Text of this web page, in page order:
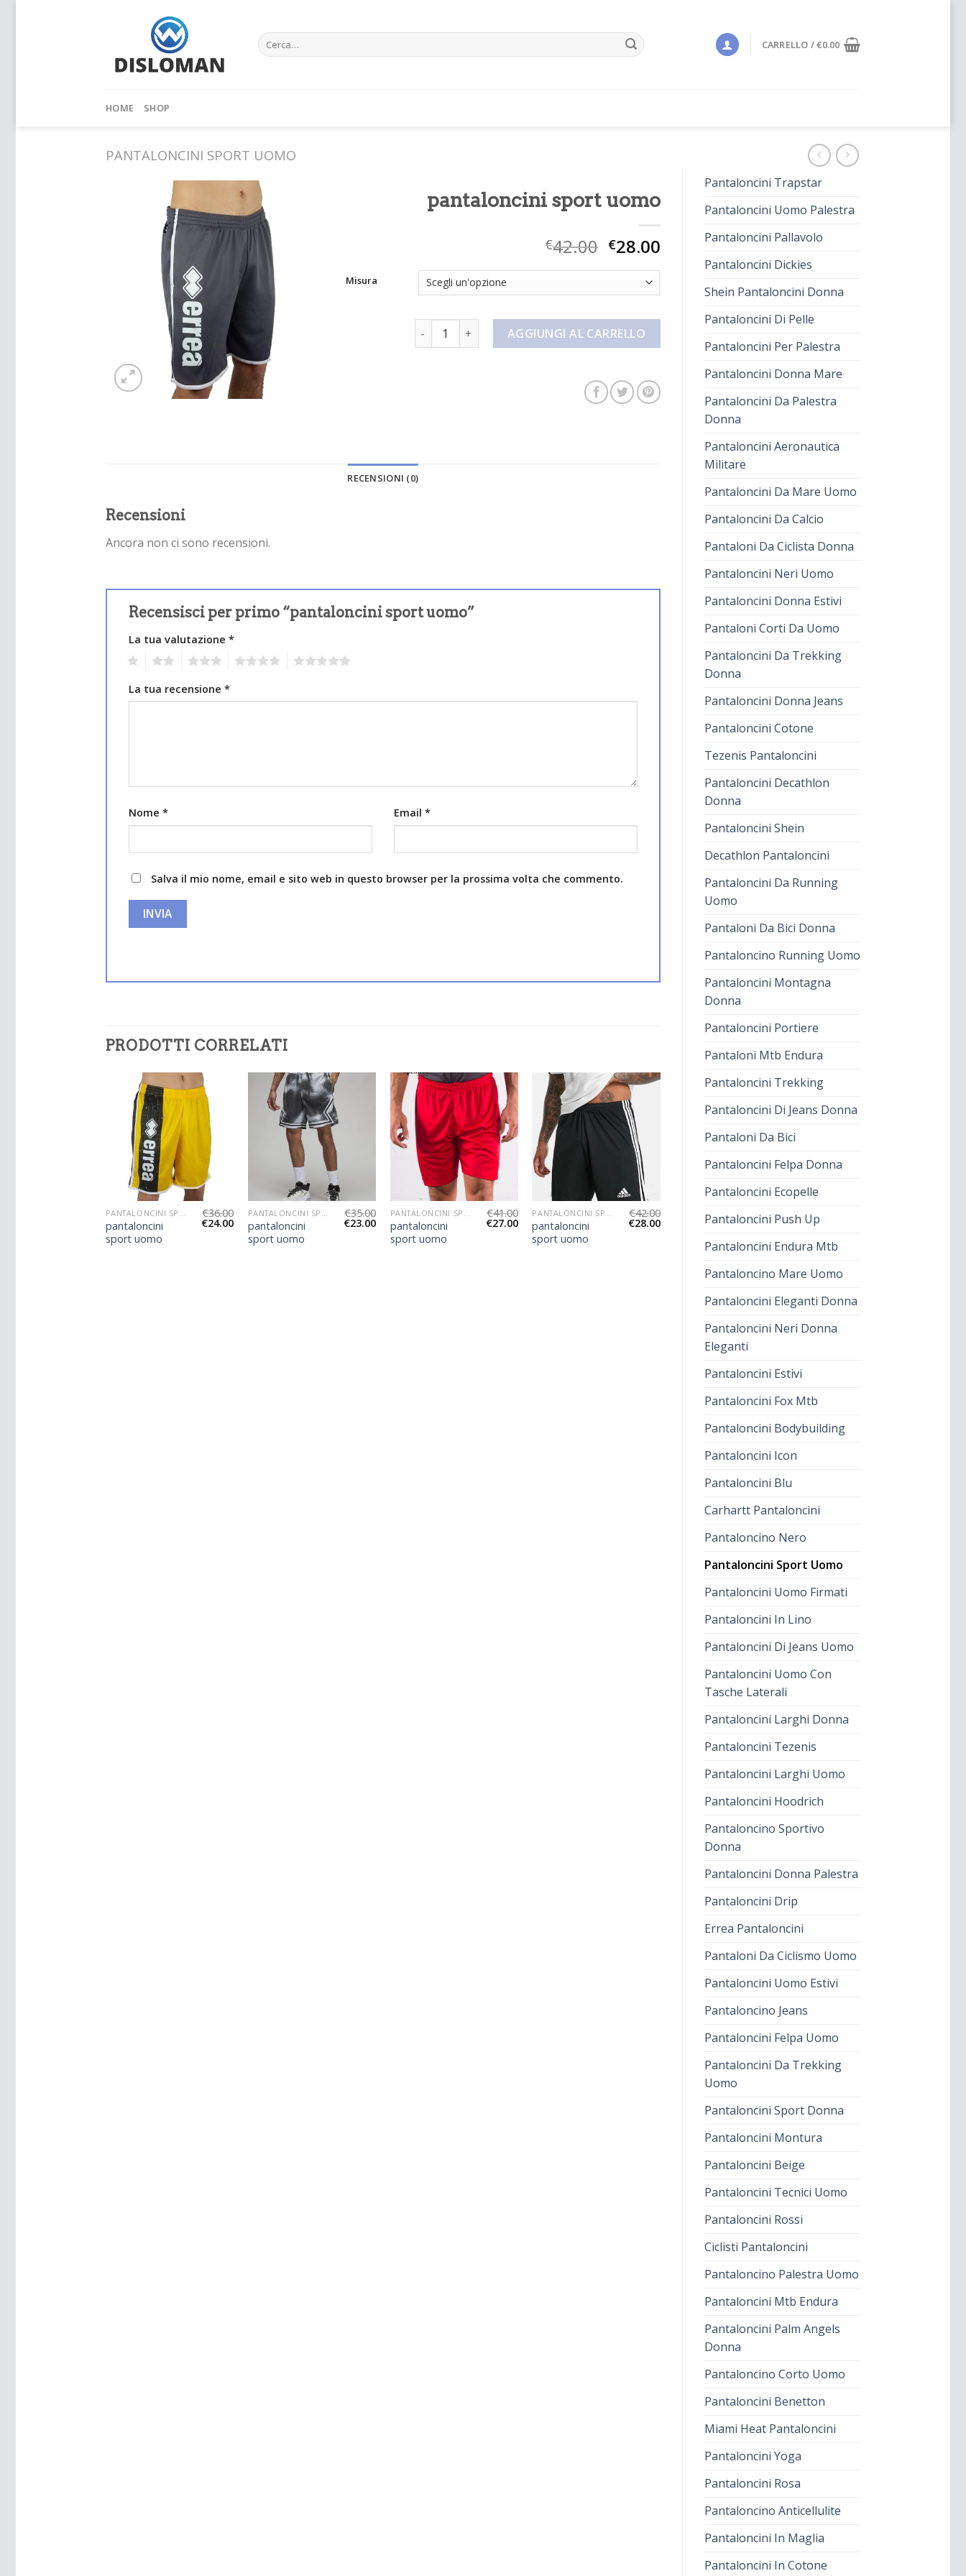
Cerca: CARRELLO /€0.00
HOME SHOP
PANTALONCINI SPORT UOMO
Pantaloncini Trapstar
Pantaloncini Uomo Palestra
Pantaloncini Pallavolo
Pantaloncini Dickies
Shein Pantaloncini Donna
Pantaloncini Di Pelle
Pantaloncini Per Palestra
Pantaloncini Donna Mare
Pantaloncini Da Palestra
Donna
Pantaloncini Aeronautica
Militare
Pantaloncini Da Mare Uomo
Pantaloncini Da Calcio
Pantaloni Da Ciclista Donna
Pantaloncini Neri Uomo
Pantaloncini Donna Estivi
Pantaloni Corti Da Uomo
Pantaloncini Da Trekking
Donna
Pantaloncini Donna Jeans
Pantaloncini Cotone
Tezenis Pantaloncini
Pantaloncini Decathlon
Donna
Pantaloncini Shein
Decathlon Pantaloncini
Pantaloncini Da Running
Uomo
Pantaloni Da Bici Donna
Pantaloncino Running Uomo
Pantaloncini Montagna
Donna
Pantaloncini Portiere
Pantaloni Mtb Endura
Pantaloncini Trekking
Pantaloncini Di Jeans Donna
Pantaloni Da Bici
Pantaloncini Felpa Donna
Pantaloncini Ecopelle
Pantaloncini Push Up
Pantaloncini Endura Mtb
Pantaloncino Mare Uomo
Pantaloncini Eleganti Donna
Pantaloncini Neri Donna
Eleganti
Pantaloncini Estivi
Pantaloncini Fox Mtb
Pantaloncini Bodybuilding
Pantaloncini Icon
Pantaloncini Blu
Carhartt Pantaloncini
Pantaloncino Nero
Pantaloncini Sport Uomo
Pantaloncini Uomo Firmati
Pantaloncini In Lino
Pantaloncini Di Jeans Uomo
Pantaloncini Uomo Con
Tasche Laterali
Pantaloncini Larghi Donna
Pantaloncini Tezenis
Pantaloncini Larghi Uomo
Pantaloncini Hoodrich
Pantaloncino Sportivo
Donna
Pantaloncini Donna Palestra
Pantaloncini Drip
Errea Pantaloncini
Pantaloni Da Ciclismo Uomo
Pantaloncini Uomo Estivi
Pantaloncino Jeans
Pantaloncini Felpa Uomo
Pantaloncini Da Trekking
Uomo
Pantaloncini Sport Donna
Pantaloncini Montura
Pantaloncini Beige
Pantaloncini Tecnici Uomo
Pantaloncini Rossi
Ciclisti Pantaloncini
Pantaloncino Palestra Uomo
Pantaloncini Mtb Endura
Pantaloncini Palm Angels
Donna
Pantaloncino Corto Uomo
Pantaloncini Benetton
Miami Heat Pantaloncini
Pantaloncini Yoga
Pantaloncini Rosa
Pantaloncino Anticellulite
Pantaloncini In Maglia
Pantaloncini In Cotone
pantaloncini sport uomo
€42.00 €28.00
Misura
pantaloncini sport uomo quantità
AGGIUNGI AL CARRELLO
RECENSIONI (0)
Recensioni
Ancora non ci sono recensioni.
Recensisci per primo “pantaloncini sport uomo”
La tua valutazione *
La tua recensione *
Nome * Email *
Salva il mio nome, email e sito web in questo browser per la prossima volta che commento.
PRODOTTI CORRELATI
pantaloncini
sport uomo
€36.00
€24.00
pantaloncini
sport uomo
€35.00
€23.00
pantaloncini
sport uomo
€41.00
€27.00
pantaloncini
sport uomo
€42.00
€28.00